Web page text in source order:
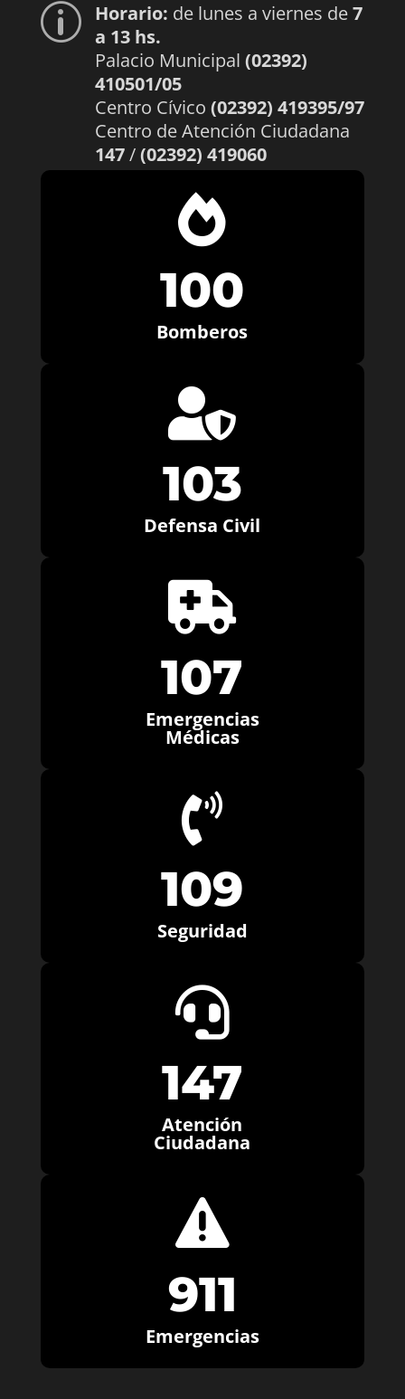
p Horario: de lunes a viernes de7
a 13 hs.
Palacio Municipal (02392)
410501/05
Centro Cívico (02392) 419395/97
Centro de Atención Ciudadana
147/(02392) 419060

100
Bomberos

103
Defensa Civil

107
Emergencias
Médicas

109
Seguridad

147
Atención
Ciudadana

911
Emergencias